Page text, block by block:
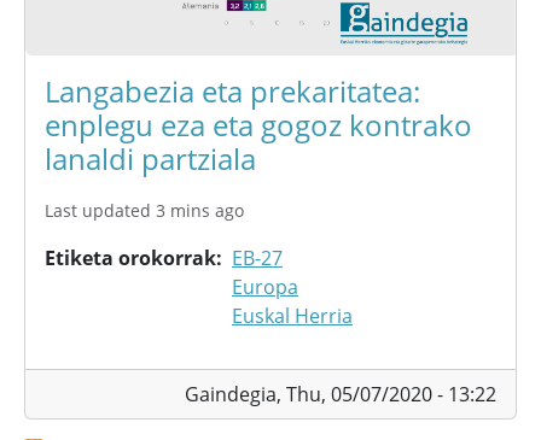
Langabezia eta prekaritatea:
enplegu eza eta gogoz kontrako
lanaldi partziala
Last updated 3 mins ago
Etiketa orokorrak
EB-27
Europa
Euskal Herria
Gaindegia, Thu, 05/07/2020 - 13:22